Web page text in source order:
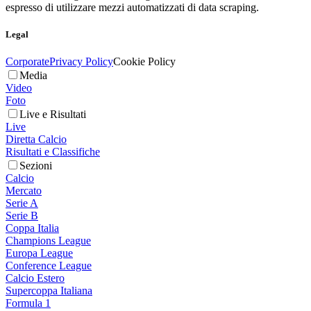
espresso di utilizzare mezzi automatizzati di data scraping.
Legal
CorporatePrivacy PolicyCookie Policy
Media
Video
Foto
Live e Risultati
Live
Diretta Calcio
Risultati e Classifiche
Sezioni
Calcio
Mercato
Serie A
Serie B
Coppa Italia
Champions League
Europa League
Conference League
Calcio Estero
Supercoppa Italiana
Formula 1